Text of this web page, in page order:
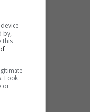
by,
this
Look
or